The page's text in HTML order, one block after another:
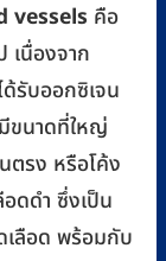
vessels คือ
เนื่องจาก
รับออกซิเจน
ขนาดที่ใหญ่
ตรง หรือโค้ง
ดดำ ซึ่งเป็น
เลือด พร้อมกับ